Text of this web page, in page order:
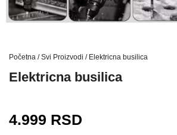
Početna /Svi Proizvodi / Elektricna busilica
Elektricna busilica
4.999 RSD